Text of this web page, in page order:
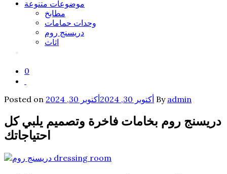
موضوعات متنوعة
مطابخ
وحدات حمامات
دريسنج روم
اثاث
0
Posted on أكتوبر 30, 2024 أكتوبر 30, 2024 By admin
دريسنج روم بخامات فاخرة وتصميم يلبي كل
احتياجاتك